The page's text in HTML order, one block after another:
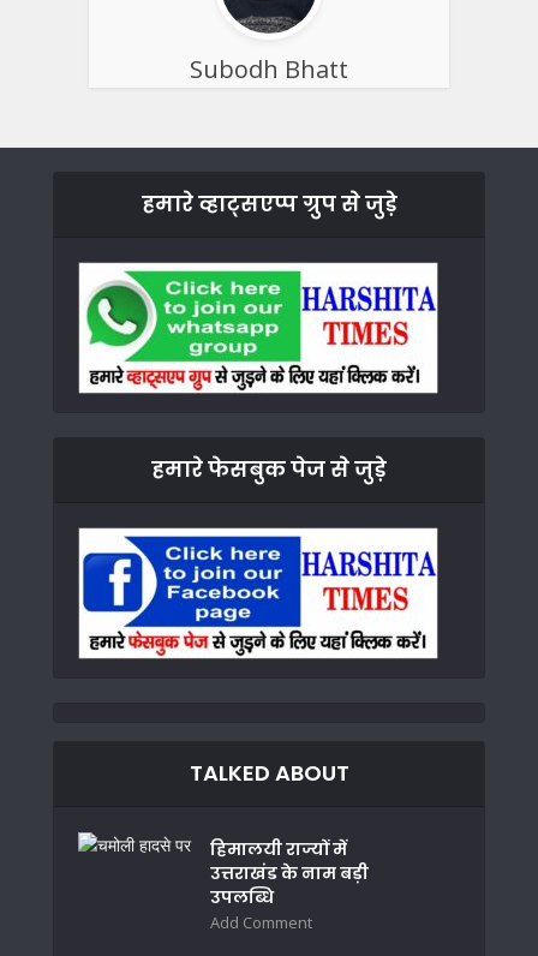
Subodh Bhatt
हमारे व्हाट्सएप्प ग्रुप से जुड़े
हमारे फेसबुक पेज से जुड़े
TALKED ABOUT
हिमालयी राज्यों में
उत्तराखंड के नाम बड़ी
उपलब्धि
Add Comment